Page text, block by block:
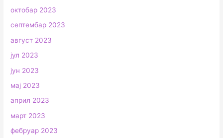
октобар 2023
септембар 2023
август 2023
јул 2023
јун 2023
мај 2023
април 2023
март 2023
фебруар 2023